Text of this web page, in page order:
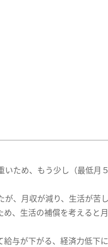
ため、もう少し（最低月
、月収が減り、生活が苦
、生活の補償を考えると
与が下がる、経済力低下